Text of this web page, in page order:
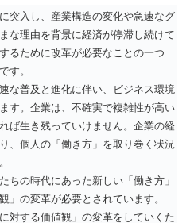
突入し、産業構造の変化や急速なグ
な理由を背景に経済が停滞し続けて
るために改革が必要なことの一つ
す。
な普及と進化に伴い、ビジネス環境
す。企業は、不確実で複雑性が高い
ば生き残っていけません。企業の経
、個人の「働き方」を取り巻く状況
ちの時代にあった新しい「働き方」
」の変革が必要とされています。
対する価値観」の変革をしていくた